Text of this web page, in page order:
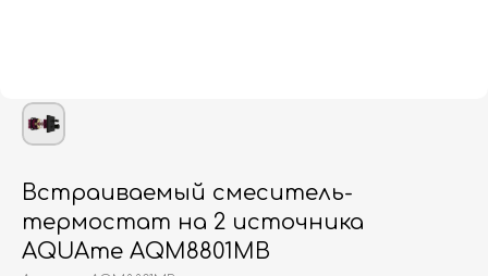
Встраиваемый смеситель-
термостат на 2 источника
AQUAme AQM8801MB